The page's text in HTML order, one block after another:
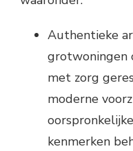
Authentieke
grotwoningen
met zorg
moderne
kenmerken